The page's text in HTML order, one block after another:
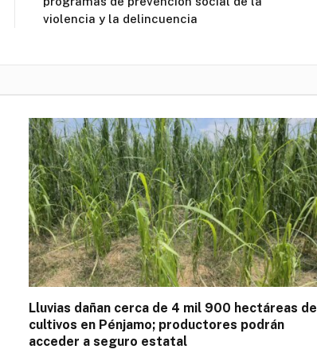
violencia y la delincuencia
Lluvias dañan cerca de 4 mil 900 hectáreas de
cultivos en Pénjamo; productores podrán
acceder a seguro estatal